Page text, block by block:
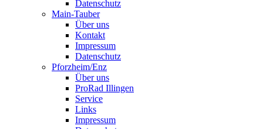
Datenschutz
Main-Tauber
Über uns
Kontakt
Impressum
Datenschutz
Pforzheim/Enz
Über uns
ProRad Illingen
Service
Links
Impressum